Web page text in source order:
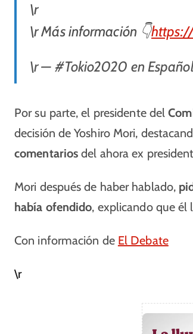
\r
\r Más información 👇
\r — #Tokio2020 en
Por su parte, el presidente del
decisión de Yoshiro Mori,
comentarios del ahora ex
Mori después de haber hablado,
había ofendido, explicando que él
Con información de El Debate
\r